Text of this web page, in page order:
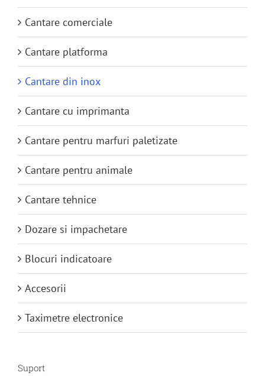
Cantare comerciale
Cantare platforma
Cantare din inox
Cantare cu imprimanta
Cantare pentru marfuri paletizate
Cantare pentru animale
Cantare tehnice
Dozare si impachetare
Blocuri indicatoare
Accesorii
Taximetre electronice
Suport